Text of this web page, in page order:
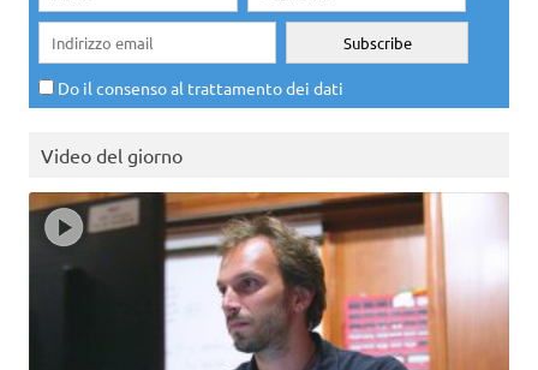
Do il consenso al trattamento dei dati
Video del giorno